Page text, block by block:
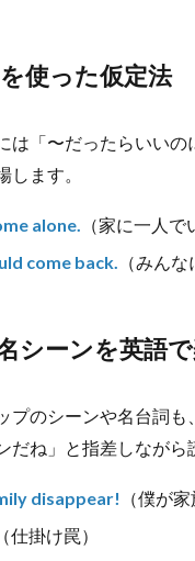
を使った仮定法
は「〜だったらいいの
します。
alone.
（家に一人で
come back.
（みん
シーンを英語
プのシーンや名台詞
だね」と指差しなが
disappear!
（僕が
（仕掛け罠）